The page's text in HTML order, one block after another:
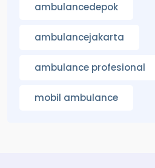
ambulancedepok
ambulancejakarta
ambulance profesional
mobil ambulance